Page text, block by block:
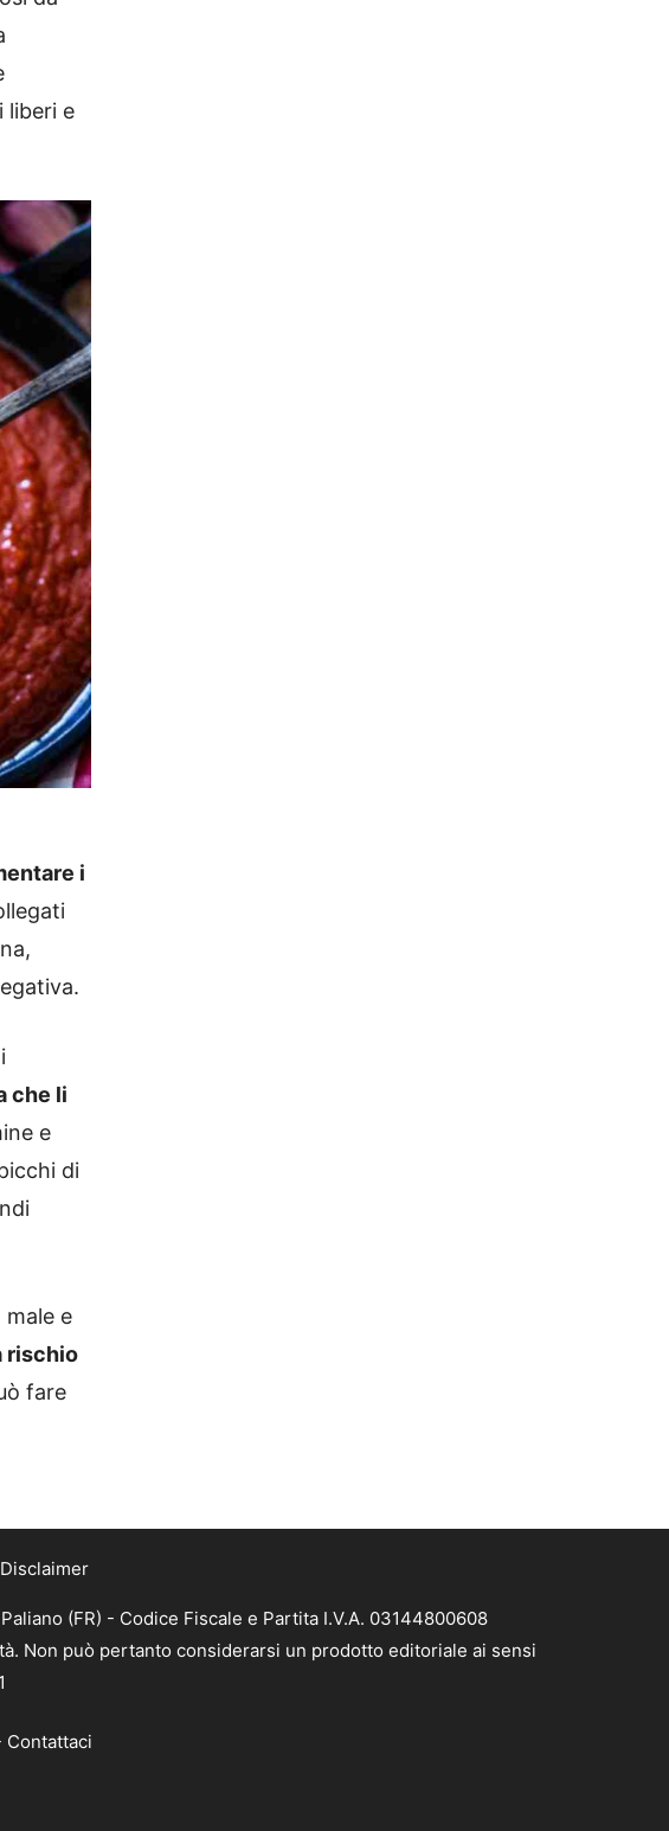
liberi e
i
che li
e
di
e
rischio
fare
Disclaimer
(FR) - Codice Fiscale e Partita I.V.A. 03144800608
Non può pertanto considerarsi un prodotto editoriale ai sensi
Contattaci